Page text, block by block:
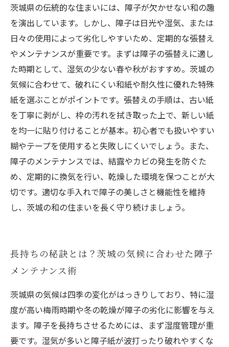
茨城県の伝統的な住まいには、障子が欠かせない和の趣
を演出しています。しかし、障子は日光や湿気、または
日々の使用によって劣化しやすいため、定期的な張替え
やメンテナンスが重要です。まずは障子の張替えに適し
た時期として、湿気の少ない春や秋がおすすめ。茨城の
気候に合わせて、破れにくい和紙や耐久性に優れた特殊
紙を選ぶことがポイントです。張替えの手順は、古い紙
を丁寧に剥がし、枠の汚れを拭き取った上で、新しい紙
を均一に貼り付けることが基本。初心者でも扱いやすい
糊やテープを使用すると失敗しにくいでしょう。また、
障子のメンテナンスでは、結露やカビの発生を防ぐた
め、定期的に換気を行い、乾燥した環境を保つことが大
切です。適切な手入れで障子の美しさと機能性を維持
し、茨城の和の住まいを長く守り続けましょう。
長持ちの秘訣とは？茨城の気候に合わせた障子
メンテナンス術
茨城県の気候は四季の変化がはっきりしており、特に湿
度が高い梅雨時期や冬の乾燥が障子の劣化に影響を与え
ます。障子を長持ちさせるためには、まず湿度管理が重
要です。湿気が多いと障子紙が波打ったり破れやすくな